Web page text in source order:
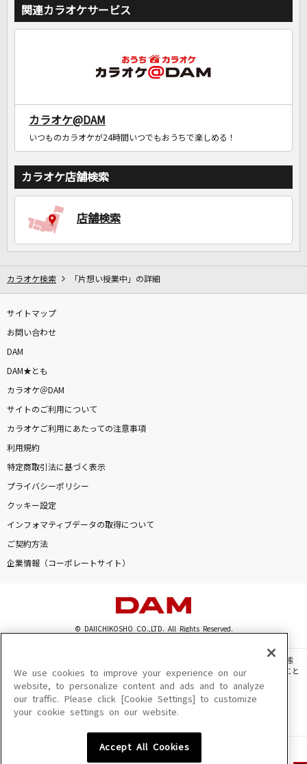
関連カラオケサービス
カラオケ@DAM
いつものカラオケが24時間いつでもおうちで楽しめる！
カラオケ店舗検索
店舗検索
カラオケ検索 「片想い授業中」の詳細
サイトマップ
お問い合わせ
DAM
DAM★とも
カラオケ＠DAM
サイトのご利用について
カラオケご利用にあたっての注意事項
利用規約
特定商取引法に基づく表示
プライバシーポリシー
クッキー設定
インフォマティブデータの取得について
ご契約方法
企業情報（コーポレートサイト）
© DAIICHIKOSHO CO.,LTD. All Rights Reserved.
このサイトに掲載されている一切の文章・画像・写真・動画・音声等を、手段や形態
を問わず、著作権法の定める範囲を超えて無断で複製、転載、ファイル化などすること
を禁じます。
楽曲及びコンテンツは、機種によりご利用いただけない場合があります。
楽曲及びコンテンツの配信日、配信内容が変更になる場合があります。
We use cookies to improve your experience on our
website, to personalize content and ads and to analyze
our traffic. Please click [Cookie Settings] to customize
your cookie settings on our website.
Accept All Cookies